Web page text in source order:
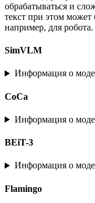
обрабатываться и
текст при этом
например, для робота.
SimVLM
Информация о
CoCa
Информация о
BEiT-3
Информация о
Flamingo